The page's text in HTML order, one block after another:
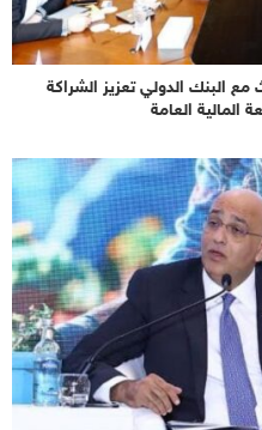
مع البنك الدولي تعزيز الشراكة
المالية العامة